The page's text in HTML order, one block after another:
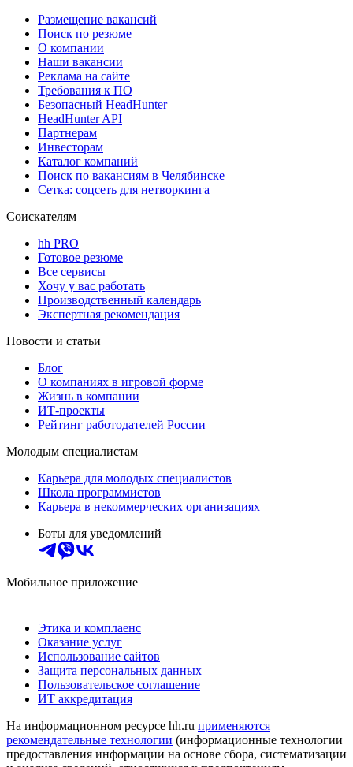
Размещение вакансий
Поиск по резюме
О компании
Наши вакансии
Реклама на сайте
Требования к ПО
Безопасный HeadHunter
HeadHunter API
Партнерам
Инвесторам
Каталог компаний
Поиск по вакансиям в Челябинске
Сетка: соцсеть для нетворкинга
Соискателям
hh PRO
Готовое резюме
Все сервисы
Хочу у вас работать
Производственный календарь
Экспертная рекомендация
Новости и статьи
Блог
О компаниях в игровой форме
Жизнь в компании
ИТ-проекты
Рейтинг работодателей России
Молодым специалистам
Карьера для молодых специалистов
Школа программистов
Карьера в некоммерческих организациях
Боты для уведомлений
Мобильное приложение
Этика и комплаенс
Оказание услуг
Использование сайтов
Защита персональных данных
Пользовательское соглашение
ИТ аккредитация
На информационном ресурсе hh.ru применяются
рекомендательные технологии (информационные технологии
предоставления информации на основе сбора, систематизации